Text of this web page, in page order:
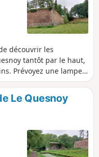
découvrir les
tantôt par le haut,
Prévoyez une lampe
Le Quesnoy